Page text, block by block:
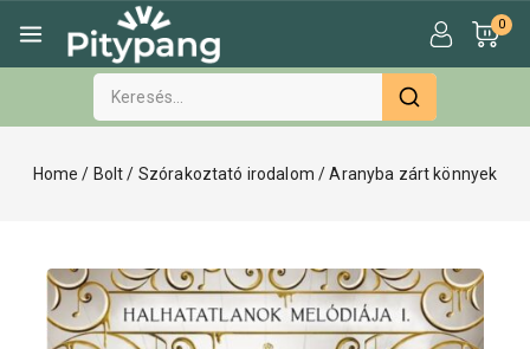
0
Home / Bolt / Szórakoztató irodalom / Aranyba zárt könnyek